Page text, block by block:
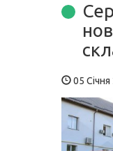
05 Січня